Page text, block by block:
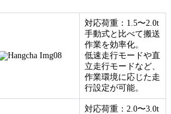
対応荷重：1.5〜2.0t
手動式と比べて搬送
作業を効率化。
低速走行モードや直
立走行モードなど、
作業環境に応じた走
行設定が可能。
対応荷重：2.0〜3.0t